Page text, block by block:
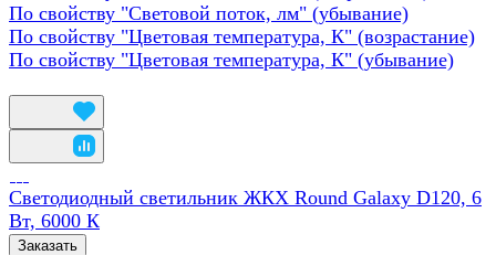
По свойству "Световой поток, лм" (убывание)
По свойству "Цветовая температура, К" (возрастание)
По свойству "Цветовая температура, К" (убывание)
Светодиодный светильник ЖКХ Round Galaxy D120, 6
Вт, 6000 К
Заказать